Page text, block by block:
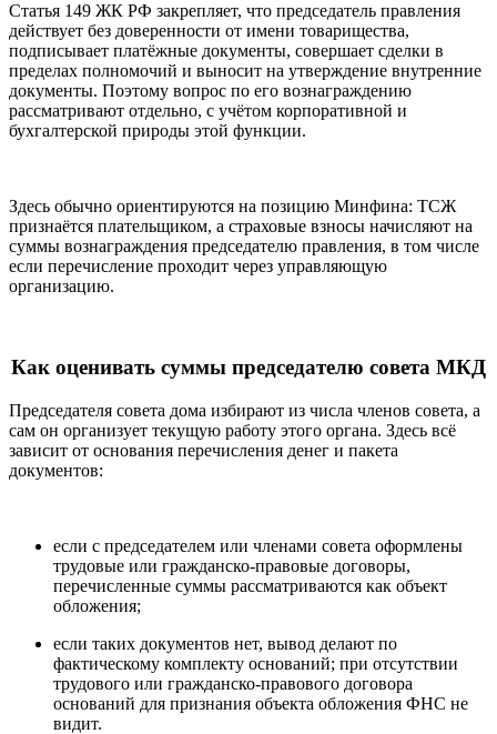
Статья 149 ЖК РФ закрепляет, что председатель правления
действует без доверенности от имени товарищества,
подписывает платёжные документы, совершает сделки в
пределах полномочий и выносит на утверждение внутренние
документы. Поэтому вопрос по его вознаграждению
рассматривают отдельно, с учётом корпоративной и
бухгалтерской природы этой функции.
Здесь обычно ориентируются на позицию Минфина: ТСЖ
признаётся плательщиком, а страховые взносы начисляют на
суммы вознаграждения председателю правления, в том числе
если перечисление проходит через управляющую
организацию.
Как оценивать суммы председателю совета МКД
Председателя совета дома избирают из числа членов совета, а
сам он организует текущую работу этого органа. Здесь всё
зависит от основания перечисления денег и пакета
документов:
если с председателем или членами совета оформлены
трудовые или гражданско-правовые договоры,
перечисленные суммы рассматриваются как объект
обложения;
если таких документов нет, вывод делают по
фактическому комплекту оснований; при отсутствии
трудового или гражданско-правового договора
оснований для признания объекта обложения ФНС не
видит.